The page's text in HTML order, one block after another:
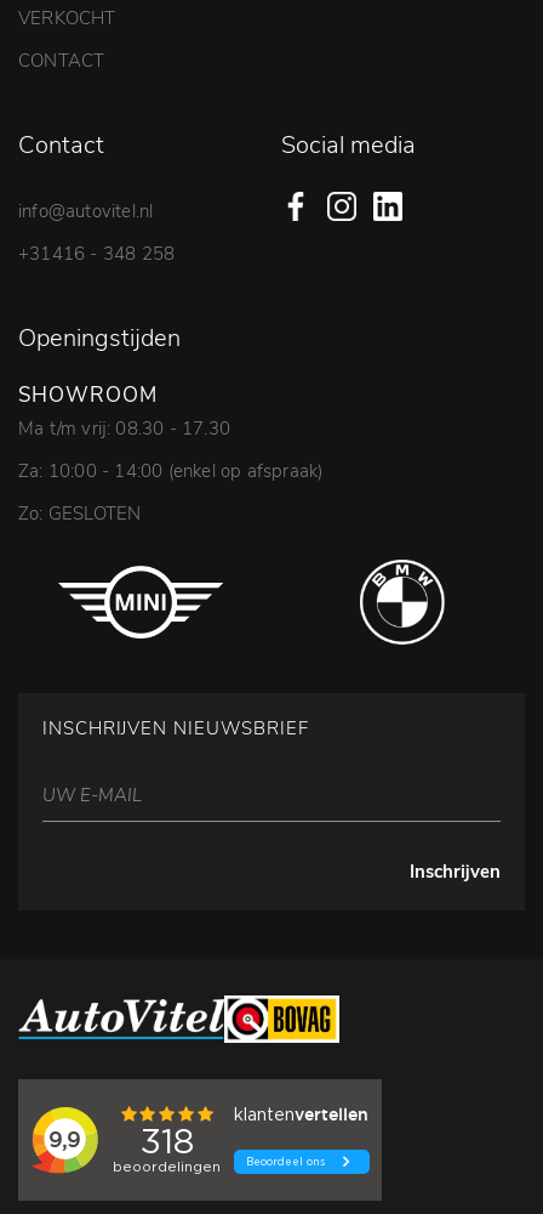
VERKOCHT
CONTACT
Contact
info@autovitel.nl
+31416 - 348 258
Social media
Openingstijden
SHOWROOM
Ma t/m vrij: 08.30 - 17.30
Za: 10:00 - 14:00 (enkel op afspraak)
Zo: GESLOTEN
INSCHRIJVEN NIEUWSBRIEF
Inschrijven